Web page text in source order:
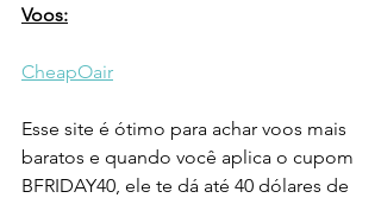
Voos:
CheapOair
Esse site é ótimo para achar voos mais
baratos e quando você aplica o cupom
BFRIDAY40, ele te dá até 40 dólares de